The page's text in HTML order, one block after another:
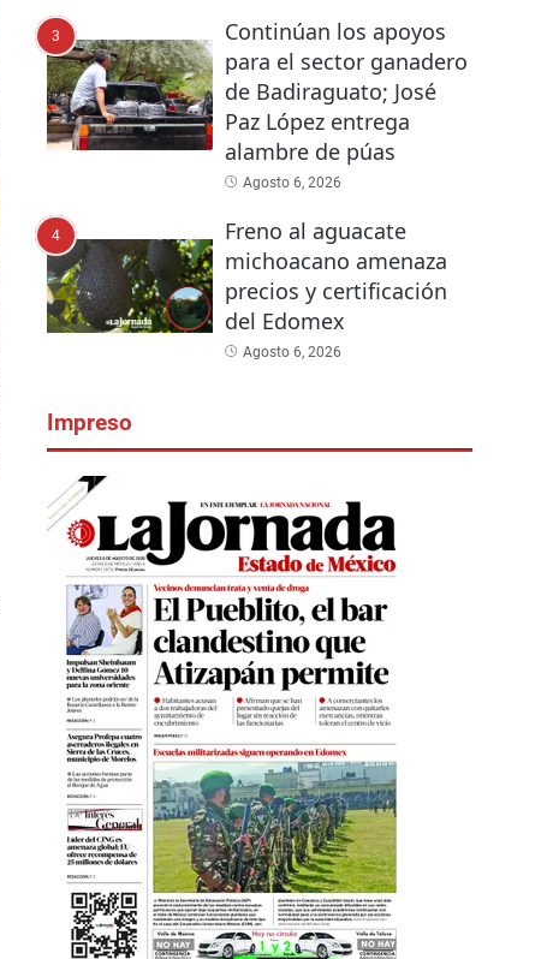
3
Continúan los apoyos
para el sector ganadero
de Badiraguato; José
Paz López entrega
alambre de púas
Agosto 6, 2026
4
Freno al aguacate
michoacano amenaza
precios y certificación
del Edomex
Agosto 6, 2026
Impreso